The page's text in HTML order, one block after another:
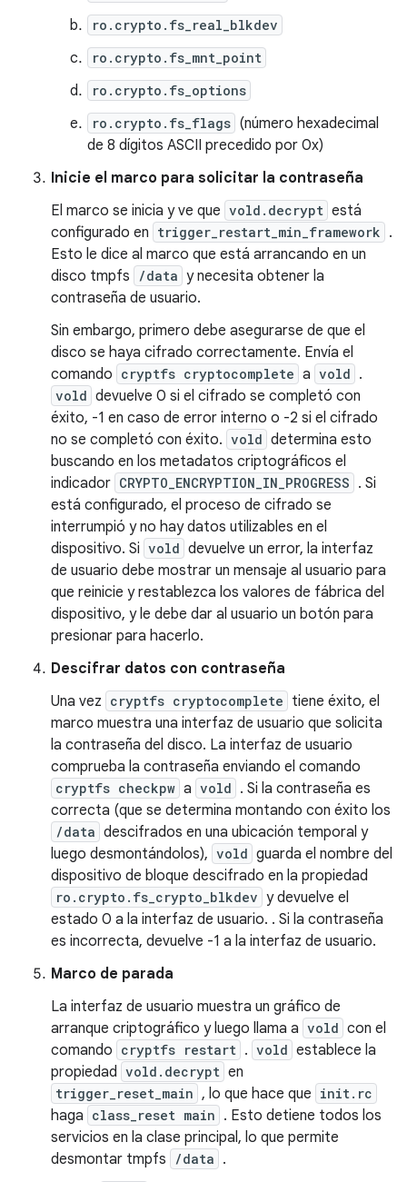
ro.crypto.fs_real_blkdev
ro.crypto.fs_mnt_point
ro.crypto.fs_options
ro.crypto.fs_flags (número hexadecimal
de 8 dígitos ASCII precedido por 0x)
Inicie el marco para solicitar la contraseña
El marco se inicia y ve que vold.decrypt está
configurado en trigger_restart_min_framework .
Esto le dice al marco que está arrancando en un
disco tmpfs
/data y necesita obtener la
contraseña de usuario.
Sin embargo, primero debe asegurarse de que el
disco se haya cifrado correctamente. Envía el
comando cryptfs cryptocomplete a vold .
vold devuelve 0 si el cifrado se completó con
éxito, -1 en caso de error interno o -2 si el cifrado
no se completó con éxito. vold determina esto
buscando en los metadatos criptográficos el
indicador CRYPTO_ENCRYPTION_IN_PROGRESS . Si
está configurado, el proceso de cifrado se
interrumpió y no hay datos utilizables en el
dispositivo. Si vold devuelve un error, la interfaz
de usuario debe mostrar un mensaje al usuario para
que reinicie y restablezca los valores de fábrica del
dispositivo, y le debe dar al usuario un botón para
presionar para hacerlo.
Descifrar datos con contraseña
Una vez cryptfs cryptocomplete tiene éxito, el
marco muestra una interfaz de usuario que solicita
la contraseña del disco. La interfaz de usuario
comprueba la contraseña enviando el comando
cryptfs checkpw a vold . Si la contraseña es
correcta (que se determina montando con éxito los
/data descifrados en una ubicación temporal y
luego desmontándolos), vold guarda el nombre del
dispositivo de bloque descifrado en la propiedad
ro.crypto.fs_crypto_blkdev y devuelve el
estado 0 a la interfaz de usuario. . Si la contraseña
es incorrecta, devuelve -1 a la interfaz de usuario.
Marco de parada
La interfaz de usuario muestra un gráfico de
arranque criptográfico y luego llama a vold con el
comando cryptfs restart . vold establece la
propiedad vold.decrypt en
trigger_reset_main , lo que hace que init.rc
haga class_reset main . Esto detiene todos los
servicios en la clase principal, lo que permite
desmontar tmpfs
/data .